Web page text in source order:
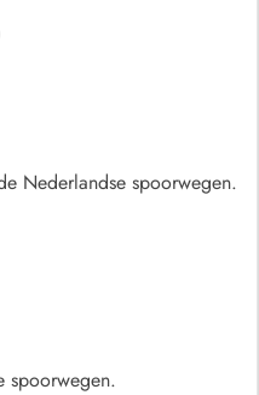
Nederlandse spoorwegen.
spoorwegen.